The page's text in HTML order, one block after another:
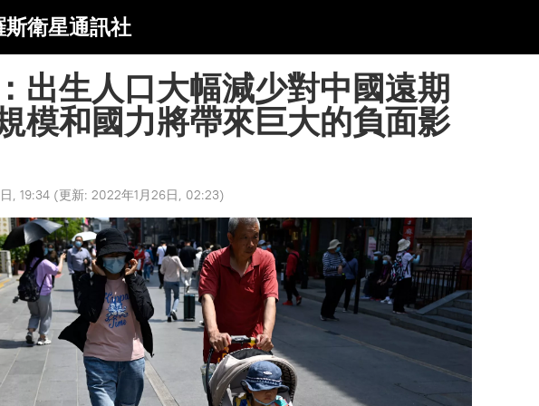
衛星通訊社
出生人口大幅減少對中國遠期
模和國力將帶來巨大的負面影
, 19:34 (更新: 2022年1月26日, 02:23)